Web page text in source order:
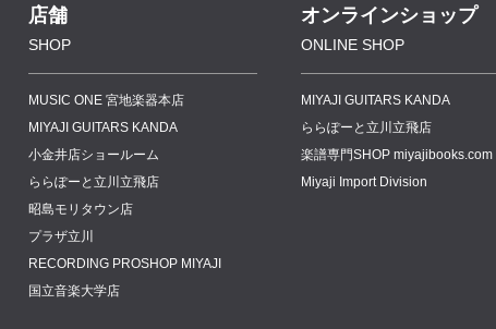
店舗
SHOP
MUSIC ONE 宮地楽器本店
MIYAJI GUITARS KANDA
小金井店ショールーム
ららぽーと立川立飛店
昭島モリタウン店
プラザ立川
RECORDING PROSHOP MIYAJI
国立音楽大学店
オンラインショップ
ONLINE SHOP
MIYAJI GUITARS KANDA
ららぽーと立川立飛店
楽譜専門SHOP miyajibooks.com
Miyaji Import Division